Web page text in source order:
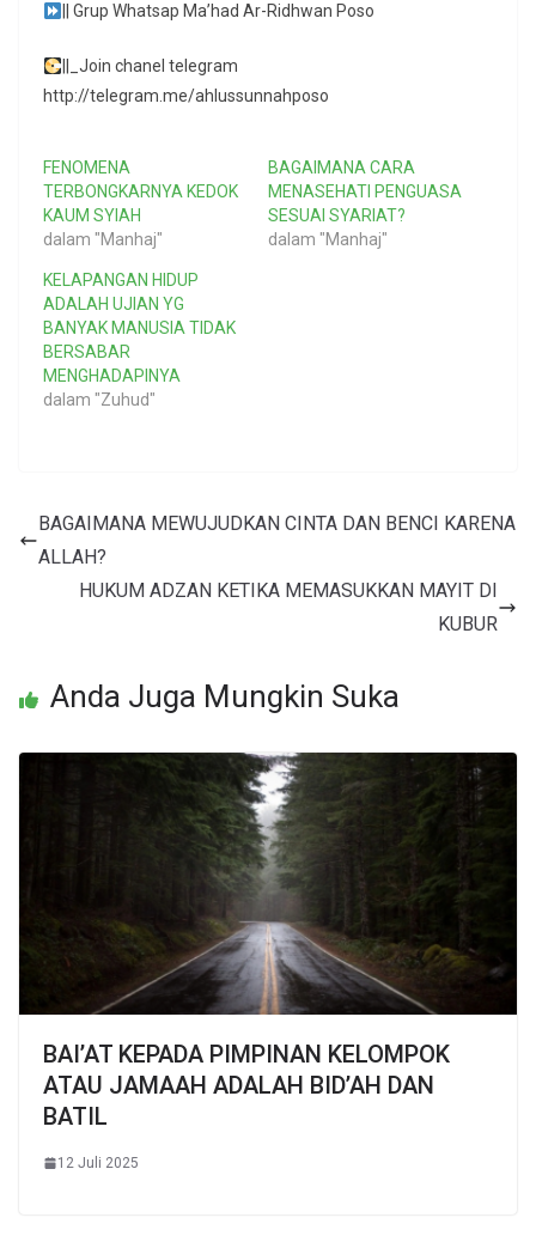
|| Grup Whatsap Ma’had Ar-Ridhwan Poso
||_Join chanel telegram
http://telegram.me/ahlussunnahposo
FENOMENA
TERBONGKARNYA KEDOK
KAUM SYIAH
dalam "Manhaj"
BAGAIMANA CARA
MENASEHATI PENGUASA
SESUAI SYARIAT?
dalam "Manhaj"
KELAPANGAN HIDUP
ADALAH UJIAN YG
BANYAK MANUSIA TIDAK
BERSABAR
MENGHADAPINYA
dalam "Zuhud"
BAGAIMANA MEWUJUDKAN CINTA DAN BENCI KARENA
ALLAH?
HUKUM ADZAN KETIKA MEMASUKKAN MAYIT DI
KUBUR
Anda Juga Mungkin Suka
BAI’AT KEPADA PIMPINAN KELOMPOK
ATAU JAMAAH ADALAH BID’AH DAN
BATIL
12 Juli 2025